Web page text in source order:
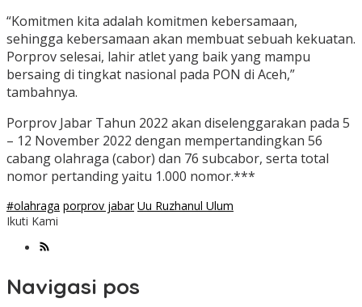
“Komitmen kita adalah komitmen kebersamaan,
sehingga kebersamaan akan membuat sebuah kekuatan.
Porprov selesai, lahir atlet yang baik yang mampu
bersaing di tingkat nasional pada PON di Aceh,”
tambahnya.
Porprov Jabar Tahun 2022 akan diselenggarakan pada 5
– 12 November 2022 dengan mempertandingkan 56
cabang olahraga (cabor) dan 76 subcabor, serta total
nomor pertanding yaitu 1.000 nomor.***
#olahraga porprov jabar Uu Ruzhanul Ulum
Ikuti Kami
Navigasi pos